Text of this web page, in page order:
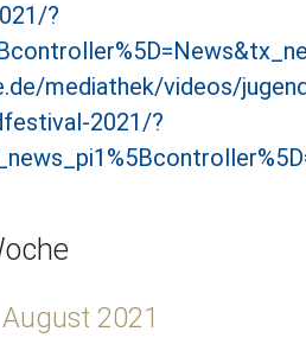
?
mediathek/videos/
2021/?
2021